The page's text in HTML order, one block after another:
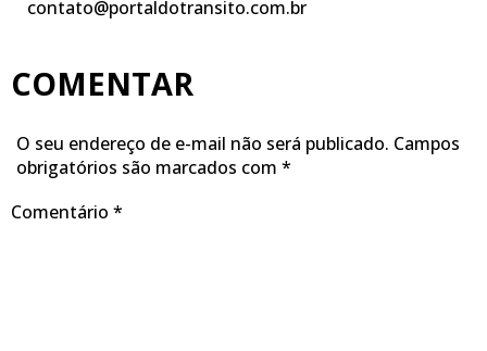
contato@portaldotransito.com.br
COMENTAR
O seu endereço de e-mail não será publicado. Campos
obrigatórios são marcados com *
Comentário *